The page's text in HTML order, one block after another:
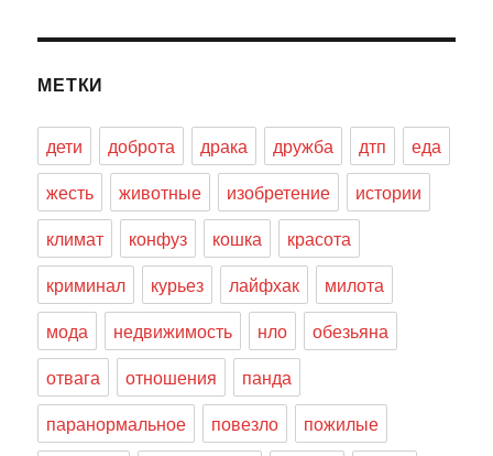
МЕТКИ
дети доброта драка дружба дтп
еда
жесть
животные изобретение
истории
климат
конфуз кошка
красота
криминал
курьез лайфхак
милота
мода
недвижимость нло
обезьяна
отвага
отношения
панда
паранормальное
повезло
пожилые